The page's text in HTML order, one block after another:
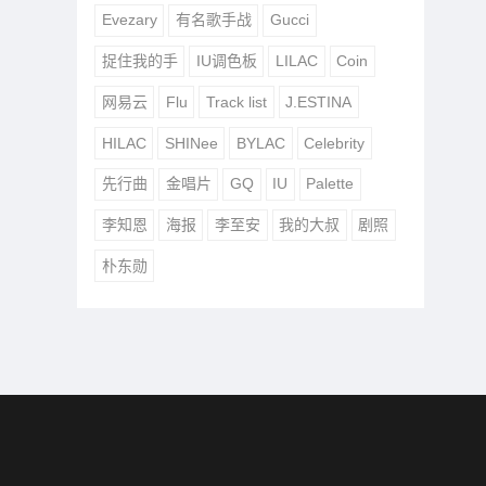
Evezary 有名歌手战 Gucci
捉住我的手 IU调色板 LILAC Coin
网易云 Flu Track list J.ESTINA
HILAC SHINee BYLAC Celebrity
先行曲 金唱片 GQ IU Palette
李知恩 海报 李至安 我的大叔 剧照
朴东勋